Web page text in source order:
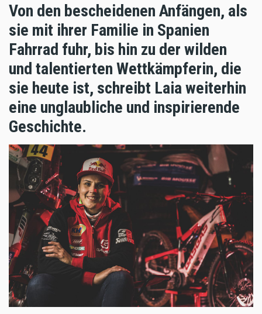
Von den bescheidenen Anfängen, als
sie mit ihrer Familie in Spanien
Fahrrad fuhr, bis hin zu der wilden
und talentierten Wettkämpferin, die
sie heute ist, schreibt Laia weiterhin
eine unglaubliche und inspirierende
Geschichte.